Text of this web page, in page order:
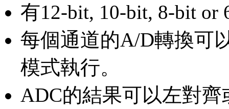
有12-bit, 10-bit, 8-bit
每個通道的A/D轉換可
模式執行。
ADC的結果可以左對